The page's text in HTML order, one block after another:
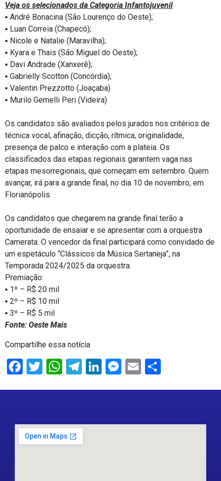
Veja os selecionados da Categoria Infantojuvenil
▪ André Bonacina (São Lourenço do Oeste);
▪ Luan Correia (Chapecó);
▪ Nicole e Natalie (Maravilha);
▪ Kyara e Thais (São Miguel do Oeste);
▪ Davi Andrade (Xanxerê);
▪ Gabrielly Scotton (Concórdia);
▪ Valentin Prezzotto (Joaçaba)
▪ Murilo Gemelli Peri (Videira)
Os candidatos são avaliados pelos jurados nos critérios de
técnica vocal, afinação, dicção, rítmica, originalidade,
presença de palco e interação com a plateia. Os
classificados das etapas regionais garantem vaga nas
etapas mesorregionais, que começam em setembro. Quem
avançar, irá para a grande final, no dia 10 de novembro, em
Florianópolis.
Os candidatos que chegarem na grande final terão a
oportunidade de ensaiar e se apresentar com a orquestra
Camerata. O vencedor da final participará como convidado de
um espetáculo “Clássicos da Música Sertaneja”, na
Temporada 2024/2025 da orquestra.
Premiação:
▪ 1º – R$ 20 mil
▪ 2º – R$ 10 mil
▪ 3º – R$ 5 mil
Fonte: Oeste Mais
Compartilhe essa notícia
Facebook
Twitter
WhatsApp
Telegram
LinkedIn
Messenger
Email